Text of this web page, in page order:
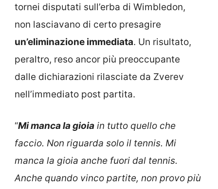
tornei disputati sull’erba di Wimbledon,
non lasciavano di certo presagire
un’eliminazione immediata. Un risultato,
peraltro, reso ancor più preoccupante
dalle dichiarazioni rilasciate da Zverev
nell’immediato post partita.
“Mi manca la gioia in tutto quello che
faccio. Non riguarda solo il tennis. Mi
manca la gioia anche fuori dal tennis.
Anche quando vinco partite, non provo più